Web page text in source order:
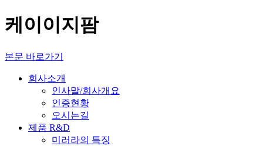
케이이지팜
본문 바로가기
회사소개
인사말/회사개요
인증현황
오시는길
제품 R&D
미러라의 특징